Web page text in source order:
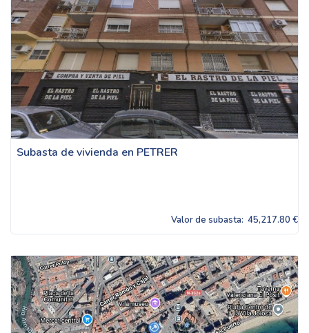
Subasta de vivienda en PETRER
Valor de subasta: 45,217.80 €